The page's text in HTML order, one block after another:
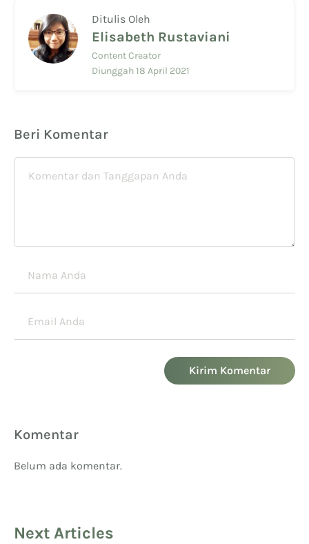
Ditulis Oleh
Elisabeth Rustaviani
Content Creator
Diunggah 18 April 2021
Beri Komentar
Kirim Komentar
Komentar
Belum ada komentar.
Next Articles